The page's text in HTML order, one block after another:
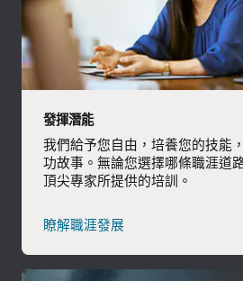
發揮潛能
我們給予您自由，培養您的技能
功故事。無論您選擇哪條職涯道
頂尖專家所提供的培訓。
瞭解職涯發展